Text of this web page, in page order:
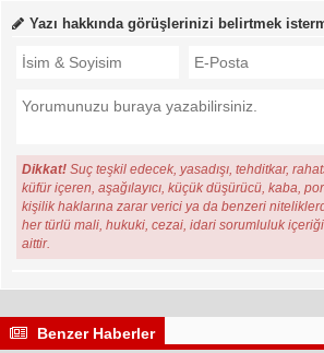
Yazı hakkında görüşlerinizi belirtmek
Dikkat! Suç teşkil edecek, yasadışı, tehditkar,
küfür içeren, aşağılayıcı, küçük düşürücü, kaba,
kişilik haklarına zarar verici ya da benzeri
her türlü mali, hukuki, cezai, idari sorumluluk
aittir.
Benzer Haberler